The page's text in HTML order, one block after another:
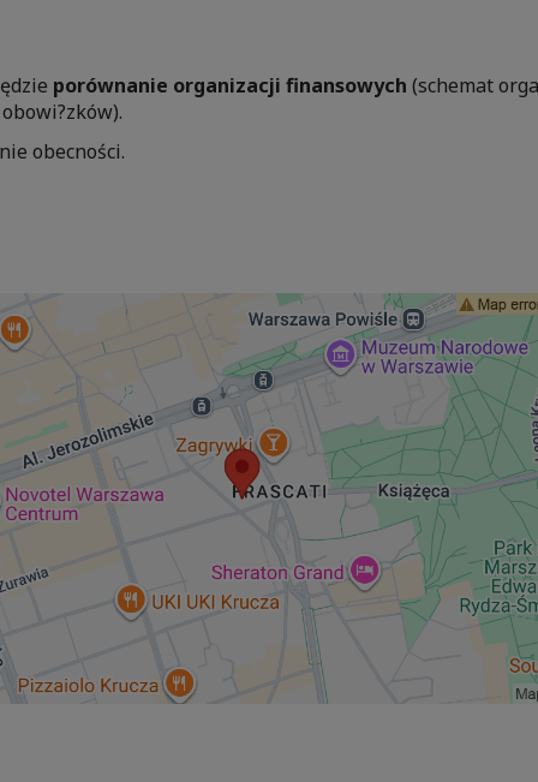
porównanie organizacji finansowych (schemat
obecności.